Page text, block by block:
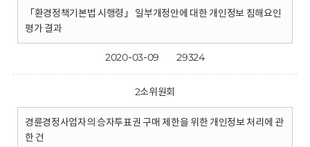
「환경정책기본법 시행령」 일부개정안에 대한 개인정보 침해요인
평가 결과
2020-03-09 29324
2소위원회
경륜경정사업자의 승자투표권 구매 제한을 위한 개인정보 처리에 관
한 건